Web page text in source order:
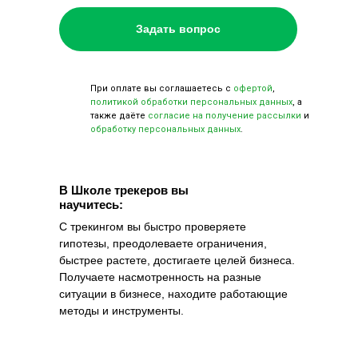
При оплате вы соглашаетесь с офертой,
политикой обработки персональных данных, а
также даёте согласие на получение рассылки и
обработку персональных данных.
Задать вопрос
С трекингом вы быстро проверяете
гипотезы, преодолеваете ограничения,
быстрее растете, достигаете целей бизнеса.
Получаете насмотренность на разные
ситуации в бизнесе, находите работающие
методы и инструменты.
В Школе трекеров вы
научитесь: